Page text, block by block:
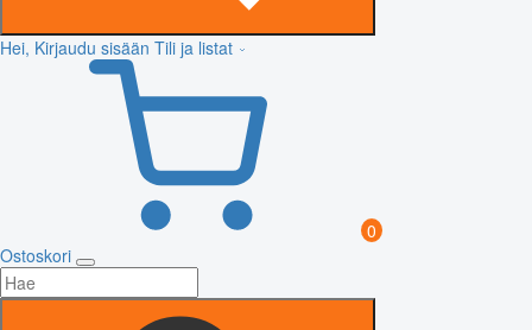
Hei, Kirjaudu sisään Tili ja listat
0
Ostoskori